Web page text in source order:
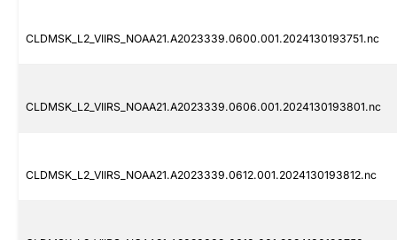
CLDMSK_L2_VIIRS_NOAA21.A2023339.0600.001.2024130193751.nc
CLDMSK_L2_VIIRS_NOAA21.A2023339.0606.001.2024130193801.nc
CLDMSK_L2_VIIRS_NOAA21.A2023339.0612.001.2024130193812.nc